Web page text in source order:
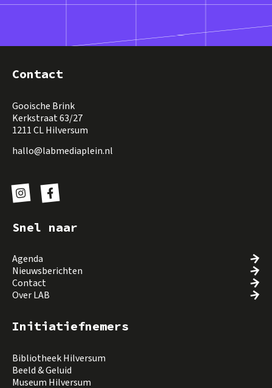
Contact
Gooische Brink
Kerkstraat 63/27
1211 CL Hilversum
hallo@labmediaplein.nl
Snel naar
Agenda
Nieuwsberichten
Contact
Over LAB
Initiatiefnemers
Bibliotheek Hilversum
Beeld & Geluid
Museum Hilversum